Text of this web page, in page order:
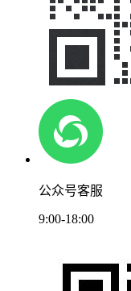
公众号客服
9:00-18:00